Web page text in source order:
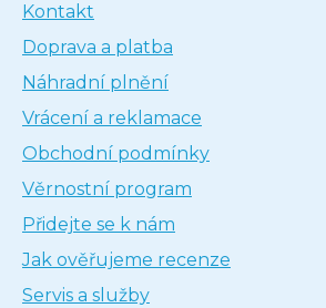
Kontakt
Doprava a platba
Náhradní plnění
Vrácení a reklamace
Obchodní podmínky
Věrnostní program
Přidejte se k nám
Jak ověřujeme recenze
Servis a služby